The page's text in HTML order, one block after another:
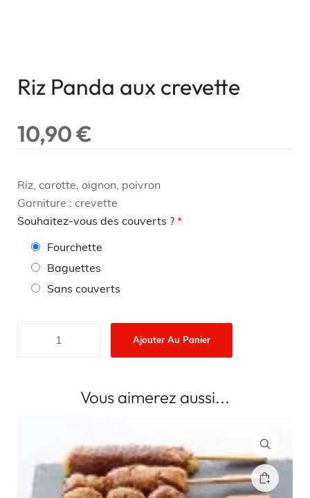
Riz Panda aux crevette
10,90€
Riz, carotte, oignon, poivron
Garniture : crevette
Souhaitez-vous des couverts ? *
Fourchette
Baguettes
Sans couverts
Ajouter Au Panier
Vous aimerez aussi...